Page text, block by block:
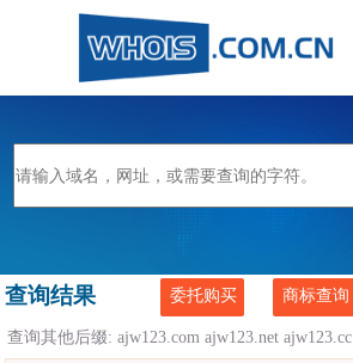
查询结果 委托购买 商标查询
查询其他后缀:ajw123.com ajw123.net ajw123.cc